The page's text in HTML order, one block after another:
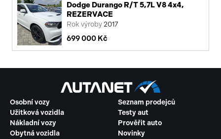
Dodge Durango R/T 5,7L V8 4x4,
REZERVACE
Rok výroby 2017
699 000 Kč
Osobní vozy
Užitková vozidla
Nákladní vozy
Obytná vozidla
Seznam prodejců
Testy aut
Prověřit auto
Novinky